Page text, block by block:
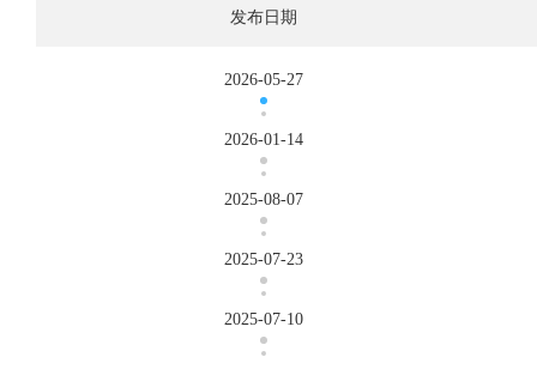
发布日期
2026-05-27
2026-01-14
2025-08-07
2025-07-23
2025-07-10